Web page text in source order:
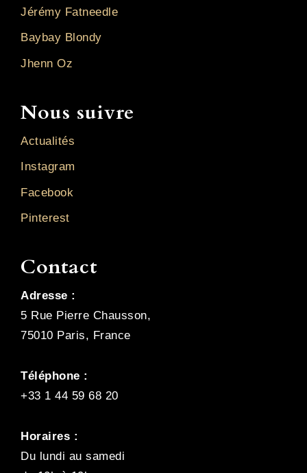
Jérémy Fatneedle
Baybay Blondy
Jhenn Oz
Nous suivre
Actualités
Instagram
Facebook
Pinterest
Contact
Adresse :
5 Rue Pierre Chausson,
75010 Paris, France
Téléphone :
+33 1 44 59 68 20
Horaires :
Du lundi au samedi